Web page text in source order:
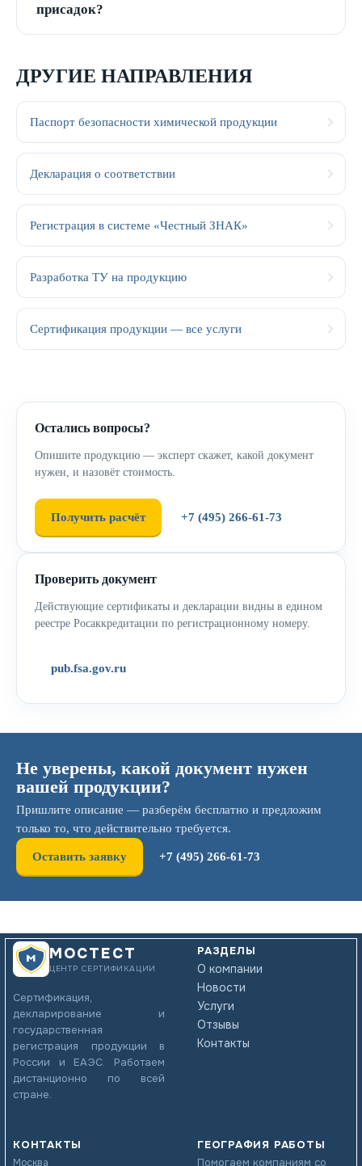
присадок?
ДРУГИЕ НАПРАВЛЕНИЯ
Паспорт безопасности химической продукции
Декларация о соответствии
Регистрация в системе «Честный ЗНАК»
Разработка ТУ на продукцию
Сертификация продукции — все услуги
Остались вопросы?
Опишите продукцию — эксперт скажет, какой документ
нужен, и назовёт стоимость.
Получить расчёт +7 (495) 266-61-73
Проверить документ
Действующие сертификаты и декларации видны в едином
реестре Росаккредитации по регистрационному номеру.
pub.fsa.gov.ru
Не уверены, какой документ нужен
вашей продукции?
Пришлите описание — разберём бесплатно и предложим
только то, что действительно требуется.
Оставить заявку +7 (495) 266-61-73
МОСТЕСТ
ЦЕНТР СЕРТИФИКАЦИИ
Сертификация,
декларирование и
государственная
регистрация продукции в
России и ЕАЭС. Работаем
дистанционно по всей
стране.
РАЗДЕЛЫ
О компании
Новости
Услуги
Отзывы
Контакты
КОНТАКТЫ
Москва
ГЕОГРАФИЯ РАБОТЫ
Помогаем компаниям со